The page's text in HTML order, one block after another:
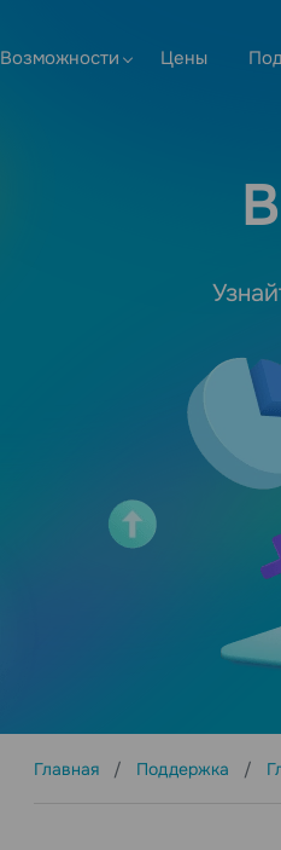
Возможности Цены
Главная Поддержка